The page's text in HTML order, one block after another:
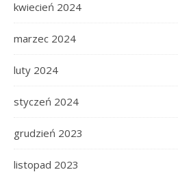
kwiecień 2024
marzec 2024
luty 2024
styczeń 2024
grudzień 2023
listopad 2023